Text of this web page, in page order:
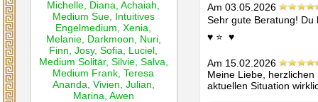
Michelle Diana ,Achaiah
Medium Sue Intuitives
Engelmedium ,Xenia
Melanie Darkmoon Nuri
Finn ,Josy,Sofia Luciel
Medium Solitär, Silvie Salva
Medium Frank ,Teresa
Ananda Vivien Julian
Marina Awen
Am 03.05.2026
Sehr gute Beratung! Du
♥ ️⭐  ♥ ️
Am 15.02.2026
Meine Liebe,
aktuellen Situation